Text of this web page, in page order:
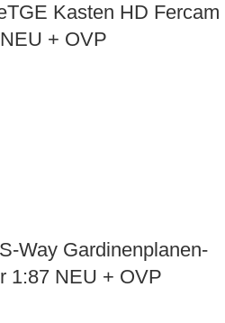
Kasten HD Fercam
+ OVP
Way Gardinenplanen-
1:87 NEU + OVP